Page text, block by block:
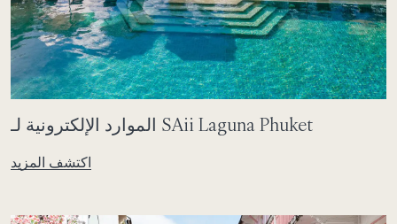
الموارد الإلكترونية لـ SAii Laguna Phuket
اكتشف المزيد